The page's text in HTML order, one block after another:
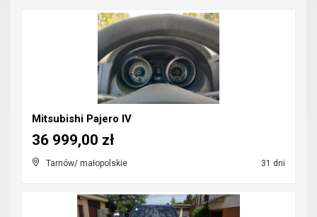
Mitsubishi Pajero IV
Tarnów/ małopolskie 31 dni
36 999,00 zł